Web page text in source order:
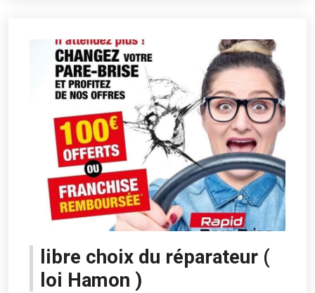
libre choix du réparateur (
loi Hamon )